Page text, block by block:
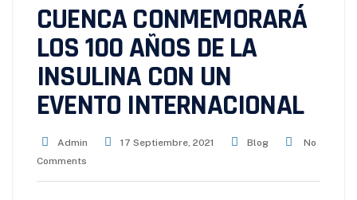
CUENCA CONMEMORARÁ
LOS 100 AÑOS DE LA
INSULINA CON UN
EVENTO INTERNACIONAL
Admin 17 Septiembre, 2021 Blog
No
Comments